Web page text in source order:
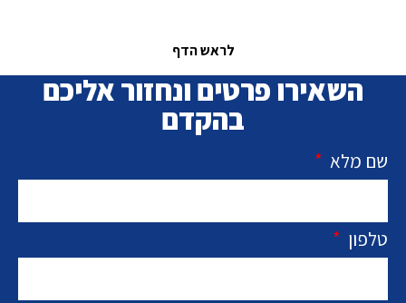
לראש הדף
השאירו פרטים ונחזור אליכם
בהקדם
שם מלא
טלפון